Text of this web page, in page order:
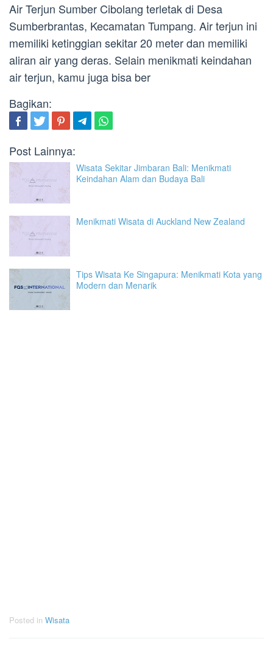
Air Terjun Sumber Cibolang terletak di Desa
Sumberbrantas, Kecamatan Tumpang. Air terjun ini
memiliki ketinggian sekitar 20 meter dan memiliki
aliran air yang deras. Selain menikmati keindahan
air terjun, kamu juga bisa ber
Bagikan:
Post Lainnya:
Wisata Sekitar Jimbaran Bali: Menikmati
Keindahan Alam dan Budaya Bali
Menikmati Wisata di Auckland New Zealand
Tips Wisata Ke Singapura: Menikmati Kota yang
Modern dan Menarik
Posted in Wisata